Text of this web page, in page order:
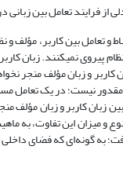
فرایند تعامل بین زبانی
و تعامل بین کاربر،
پیروی نمی­کنند. زبان
کاربر و زبان مؤلف منجر
نیست؛ در یک تعامل
زبان کاربر و زبان
میزان این تفاوت، به
به گونه‌ای که فضای